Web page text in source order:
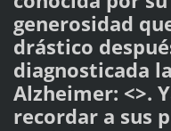
generosidad
drástico
diagnosticada
Alzheimer: <>.
recordar a sus